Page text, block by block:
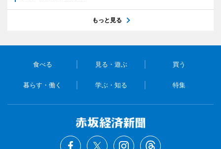
もっと見る
食べる 見る・遊ぶ 買う
暮らす・働く 学ぶ・知る 特集